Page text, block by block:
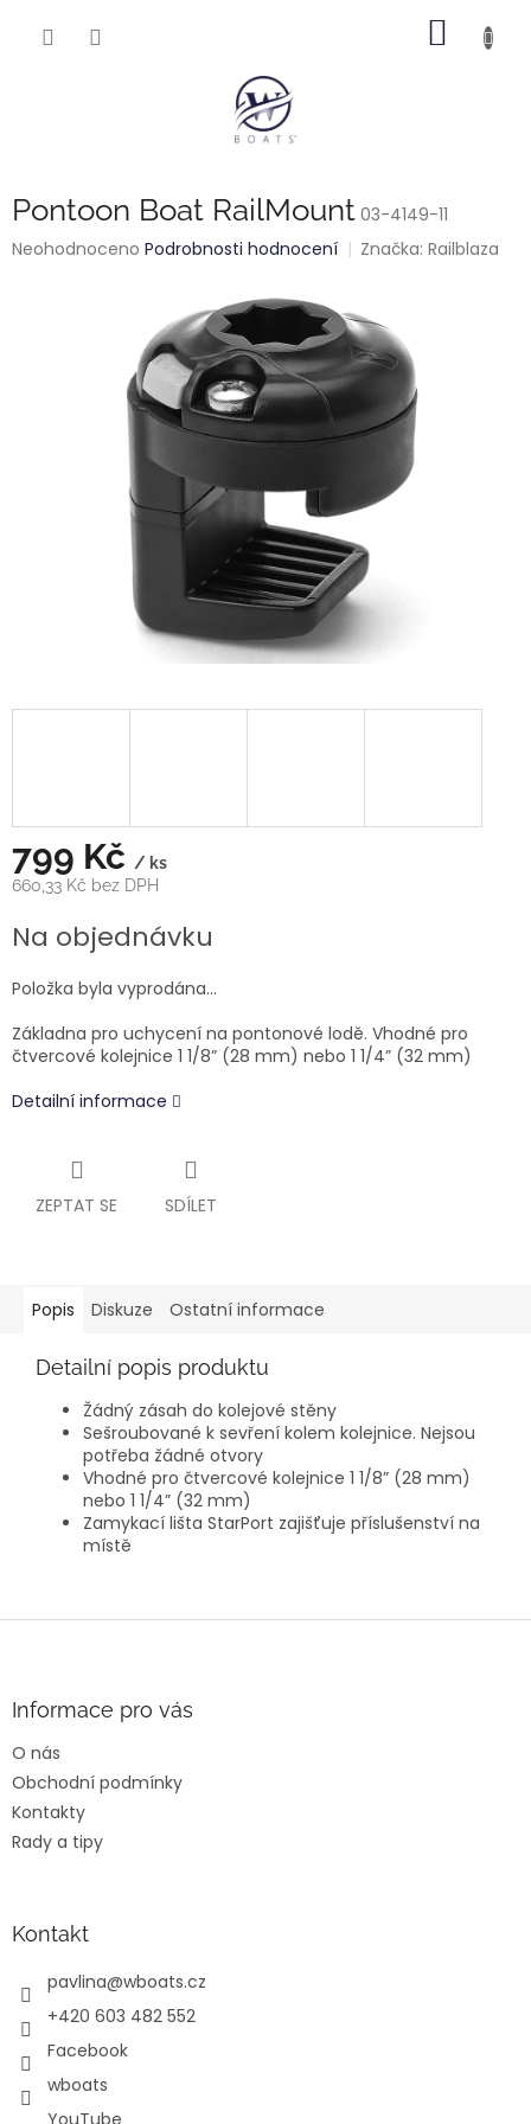
Pontoon Boat RailMount 03-4149-11
Průměrné
Neohodnoceno Podrobnosti hodnocení Značka:Railblaza
799 Kč / ks
660,33 Kč bez DPH
cena:
Na objednávku
Položka byla vyprodána…
Základna pro uchycení na pontonové lodě. Vhodné pro
čtvercové kolejnice 1 1/8” (28 mm) nebo 1 1/4” (32 mm)
Detailní informace
ZEPTAT SE SDÍLET
Popis Diskuze Ostatní informace
Detailní popis produktu
Žádný zásah do kolejové stěny
Sešroubované k sevření kolem kolejnice. Nejsou
potřeba žádné otvory
Vhodné pro čtvercové kolejnice 1 1/8” (28 mm)
nebo 1 1/4” (32 mm)
Zamykací lišta StarPort zajišťuje příslušenství na
místě
Informace pro vás
O nás
Obchodní podmínky
Kontakty
Rady a tipy
Kontakt
pavlina@wboats.cz
+420 603 482 552
Facebook
wboats